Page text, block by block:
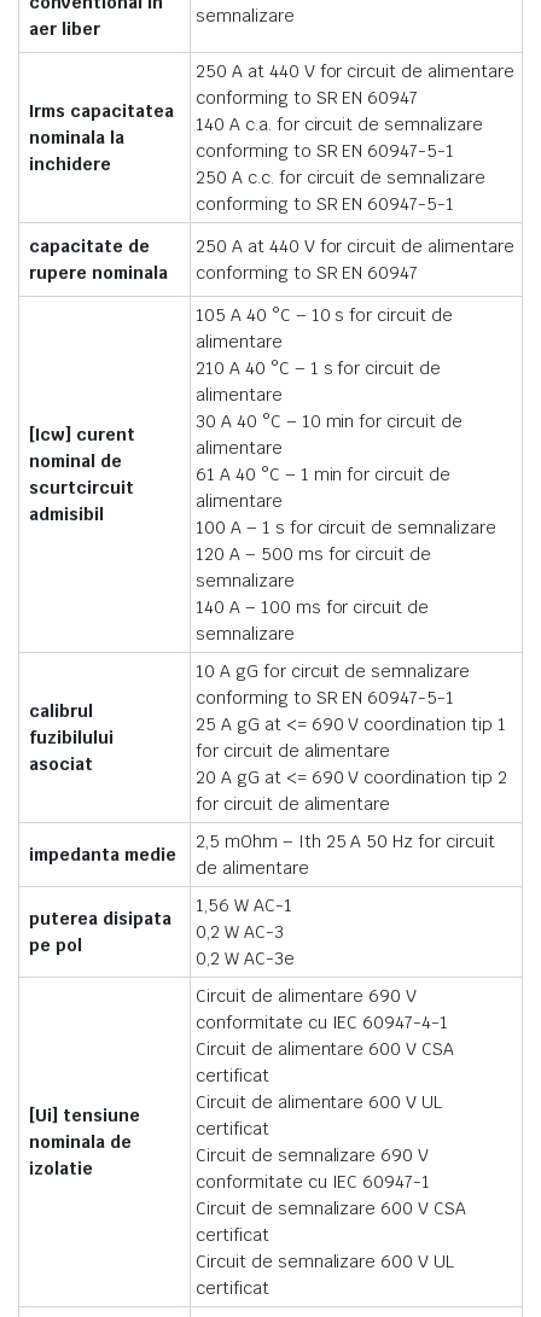
aer liber
semnalizare
Irms capacitatea
nominala la
inchidere
250 A at 440 V for circuit de alimentare
conforming to SR EN 60947
140 A c.a. for circuit de semnalizare
conforming to SR EN 60947-5-1
250 A c.c. for circuit de semnalizare
conforming to SR EN 60947-5-1
capacitate de
rupere nominala
250 A at 440 V for circuit de alimentare
conforming to SR EN 60947
[Icw] curent
nominal de
scurtcircuit
admisibil
105 A 40 °C – 10 s for circuit de
alimentare
210 A 40 °C – 1 s for circuit de
alimentare
30 A 40 °C – 10 min for circuit de
alimentare
61 A 40 °C – 1 min for circuit de
alimentare
100 A – 1 s for circuit de semnalizare
120 A – 500 ms for circuit de
semnalizare
140 A – 100 ms for circuit de
semnalizare
calibrul
fuzibilului
asociat
10 A gG for circuit de semnalizare
conforming to SR EN 60947-5-1
25 A gG at <= 690 V coordination tip 1
for circuit de alimentare
20 A gG at <= 690 V coordination tip 2
for circuit de alimentare
impedanta medie
2,5 mOhm – Ith 25 A 50 Hz for circuit
de alimentare
puterea disipata
pe pol
1,56 W AC-1
0,2 W AC-3
0,2 W AC-3e
[Ui] tensiune
nominala de
izolatie
Circuit de alimentare 690 V
conformitate cu IEC 60947-4-1
Circuit de alimentare 600 V CSA
certificat
Circuit de alimentare 600 V UL
certificat
Circuit de semnalizare 690 V
conformitate cu IEC 60947-1
Circuit de semnalizare 600 V CSA
certificat
Circuit de semnalizare 600 V UL
certificat